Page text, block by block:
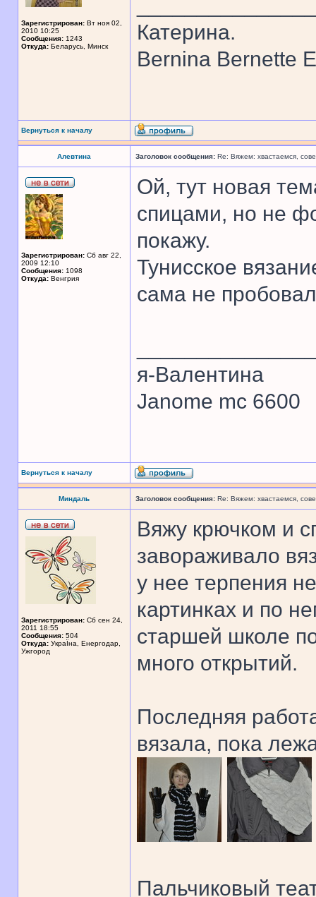
Зарегистрирован: Вт ноя 02,
2010 10:25
Сообщения: 1243
Откуда: Беларусь, Минск
Катерина.
Bernina Bernette
Вернуться к началу
Алевтина Заголовок сообщения: Re: Вяжем: хвастаемся,
Зарегистрирован: Сб авг 22,
2009 12:10
Сообщения: 1098
Откуда: Венгрия
Ой, тут новая
спицами, но не
покажу.
Тунисское
сама не
я-Валентина
Janome mc 6600
Вернуться к началу
Миндаль Заголовок сообщения: Re: Вяжем: хвастаемся,
Зарегистрирован: Сб сен 24,
2011 18:55
Сообщения: 504
Откуда: УкраЇна, Енергодар,
Ужгород
Вяжу крючком и
завораживало
у нее терпения
картинках и по
старшей школе
много открытий.
Последняя
вязала, пока
Пальчиковый